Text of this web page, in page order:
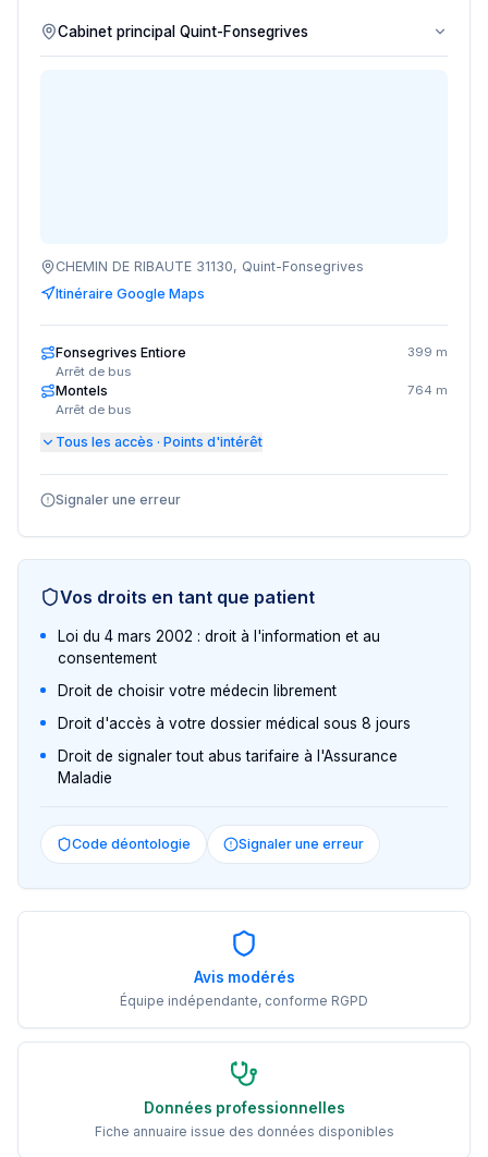
CHEMIN DE RIBAUTE 31130, Quint-Fonsegrives
Itinéraire Google Maps
Fonsegrives Entiore
Arrêt de bus
399 m
Montels
Arrêt de bus
764 m
Tous les accès · Points d'intérêt
Signaler une erreur
Vos droits en tant que patient
Loi du 4 mars 2002 : droit à l'information et au
consentement
Droit de choisir votre médecin librement
Droit d'accès à votre dossier médical sous 8 jours
Droit de signaler tout abus tarifaire à l'Assurance
Maladie
Code déontologie Signaler une erreur
Avis modérés
Équipe indépendante, conforme RGPD
Données professionnelles
Fiche annuaire issue des données disponibles